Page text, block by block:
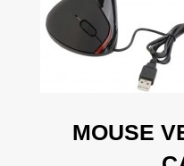
MOUSE